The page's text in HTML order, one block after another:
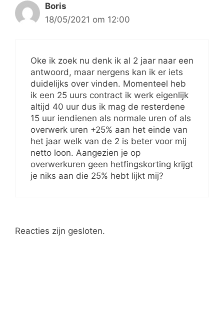
Boris
18/05/2021 om 12:00
Oke ik zoek nu denk ik al 2 jaar naar een
antwoord, maar nergens kan ik er iets
duidelijks over vinden. Momenteel heb
ik een 25 uurs contract ik werk eigenlijk
altijd 40 uur dus ik mag de resterdene
15 uur iendienen als normale uren of als
overwerk uren +25% aan het einde van
het jaar welk van de 2 is beter voor mij
netto loon. Aangezien je op
overwerkuren geen hetfingskorting krijgt
je niks aan die 25% hebt lijkt mij?
Reacties zijn gesloten.